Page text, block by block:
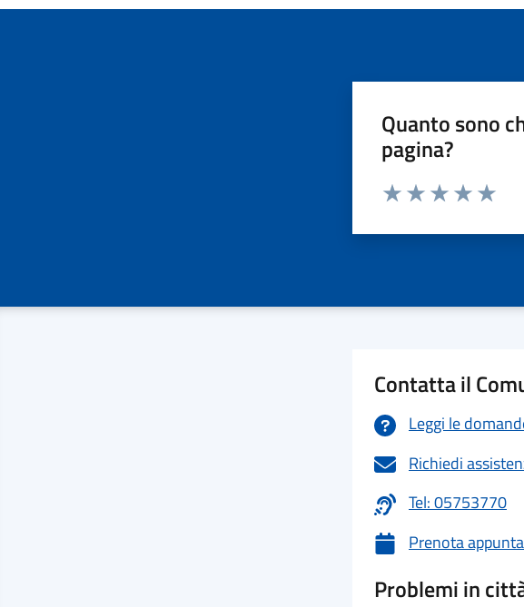
Quanto sono
pagina?
Valuta da 1 a 5 stelle la
Contatta il
Leggi le
Richiedi
Tel: 05753770
Prenota
Problemi in